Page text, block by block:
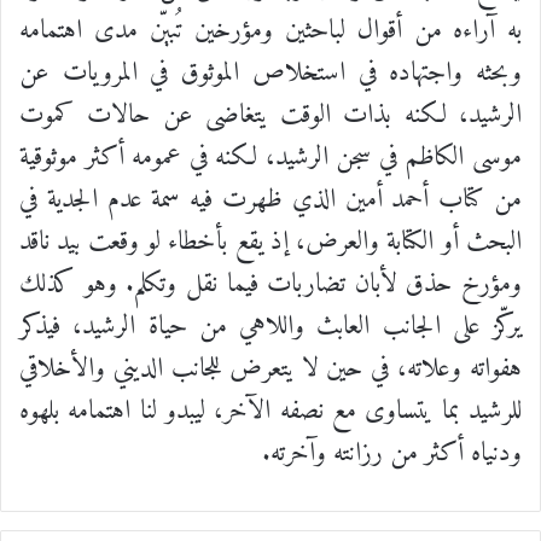
به آراءه من أقوال لباحثين ومؤرخين تُبيّن مدى اهتمامه
وبحثه واجتهاده في استخلاص الموثوق في المرويات عن
الرشيد، لكنه بذات الوقت يتغاضى عن حالات كموت
موسى الكاظم في سجن الرشيد، لكنه في عمومه أكثر موثوقية
من كتاب أحمد أمين الذي ظهرت فيه سمة عدم الجدية في
البحث أو الكتابة والعرض، إذ يقع بأخطاء لو وقعت بيد ناقد
ومؤرخ حذق لأبان تضاربات فيما نقل وتكلم. وهو كذلك
يركّز على الجانب العابث واللاهي من حياة الرشيد، فيذكر
هفواته وعلاته، في حين لا يتعرض للجانب الديني والأخلاقي
للرشيد بما يتساوى مع نصفه الآخر، ليبدو لنا اهتمامه بلهوه
ودنياه أكثر من رزانته وآخرته.